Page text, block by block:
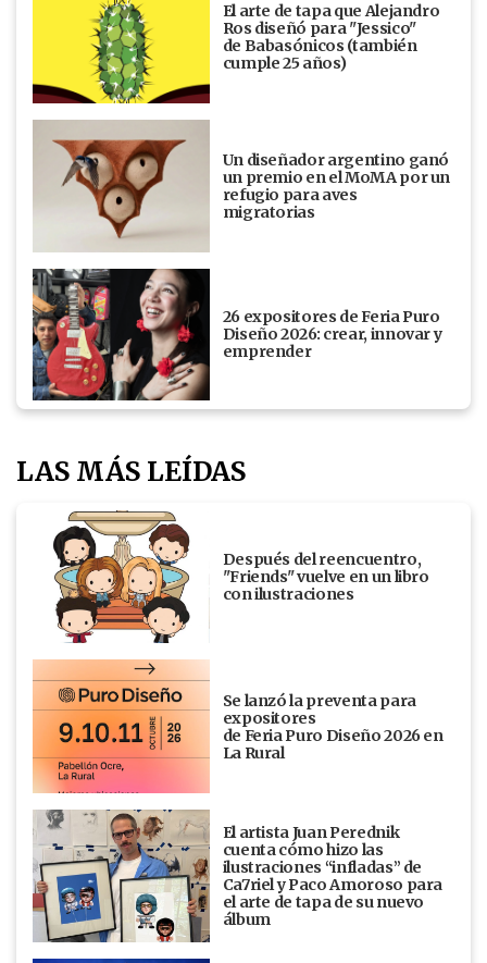
El arte de tapa que Alejandro
Ros diseñó para "Jessico"
de Babasónicos (también
cumple 25 años)
Un diseñador argentino ganó
un premio en el MoMA por un
refugio para aves
migratorias
26 expositores de Feria Puro
Diseño 2026: crear, innovar y
emprender
LAS MÁS LEÍDAS
Después del reencuentro,
"Friends" vuelve en un libro
con ilustraciones
Se lanzó la preventa para
expositores
de Feria Puro Diseño 2026 en
La Rural
El artista Juan Perednik
cuenta cómo hizo las
ilustraciones “infladas” de
Ca7riel y Paco Amoroso para
el arte de tapa de su nuevo
álbum